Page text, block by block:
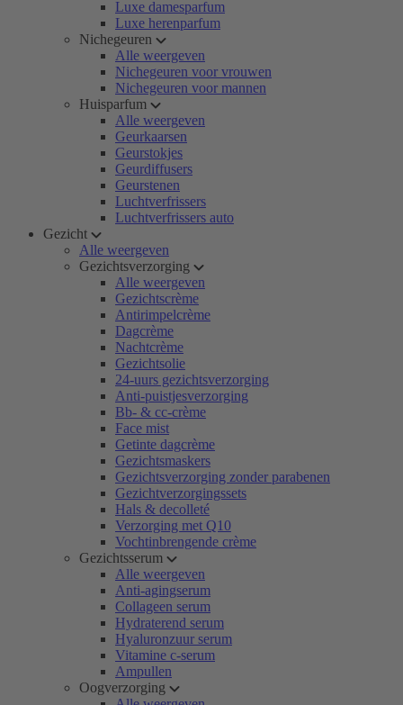
Luxe damesparfum
Luxe herenparfum
Nichegeuren
Alle weergeven
Nichegeuren voor vrouwen
Nichegeuren voor mannen
Huisparfum
Alle weergeven
Geurkaarsen
Geurstokjes
Geurdiffusers
Geurstenen
Luchtverfrissers
Luchtverfrissers auto
Gezicht
Alle weergeven
Gezichtsverzorging
Alle weergeven
Gezichtscrème
Antirimpelcrème
Dagcrème
Nachtcrème
Gezichtsolie
24-uurs gezichtsverzorging
Anti-puistjesverzorging
Bb- & cc-crème
Face mist
Getinte dagcrème
Gezichtsmaskers
Gezichtsverzorging zonder parabenen
Gezichtverzorgingssets
Hals & decolleté
Verzorging met Q10
Vochtinbrengende crème
Gezichtsserum
Alle weergeven
Anti-agingserum
Collageen serum
Hydraterend serum
Hyaluronzuur serum
Vitamine c-serum
Ampullen
Oogverzorging